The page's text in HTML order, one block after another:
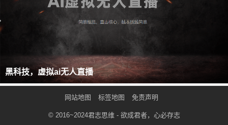
黑科技，虚拟ai无人直播
网站地图 标签地图 免责声明
© 2016~2024君志思维- 欲成君者，心必存志